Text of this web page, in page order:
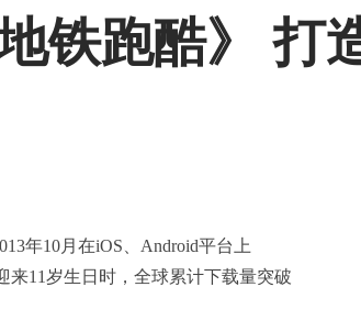
铁跑酷》 打
年10月在iOS、Android平台上
来11岁生日时，全球累计下载量突破